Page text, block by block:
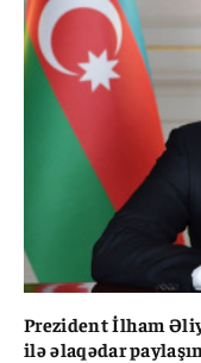
Prezident İlham
ilə əlaqədar